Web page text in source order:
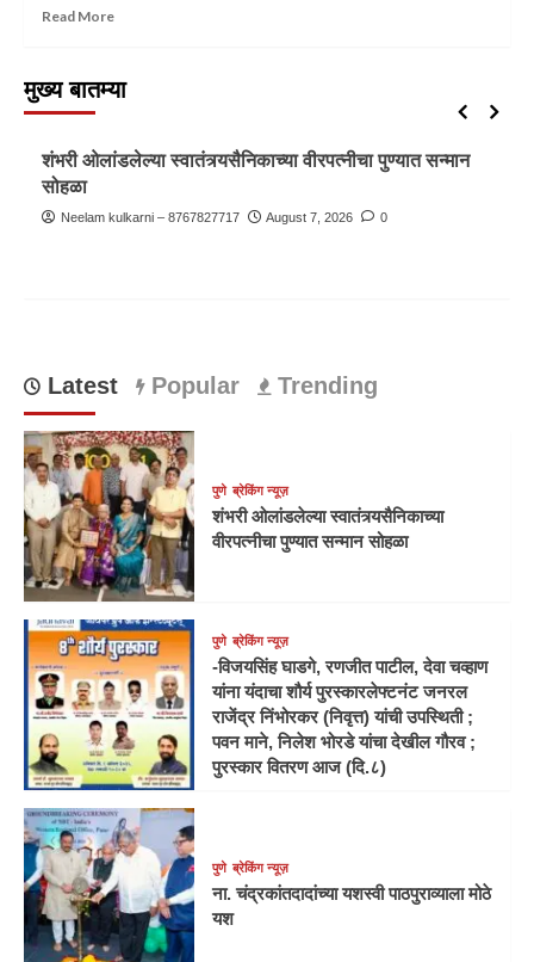
Read More
मुख्य बातम्या
पुणे ब्रेकिंग न्यूज़
शंभरी ओलांडलेल्या स्वातंत्र्यसैनिकाच्या वीरपत्नीचा पुण्यात सन्मान
सोहळा
Neelam kulkarni – 8767827717 August 7, 2026 0
Latest Popular Trending
पुणे ब्रेकिंग न्यूज़
शंभरी ओलांडलेल्या स्वातंत्र्यसैनिकाच्या
वीरपत्नीचा पुण्यात सन्मान सोहळा
पुणे ब्रेकिंग न्यूज़
-विजयसिंह घाडगे, रणजीत पाटील, देवा चव्हाण
यांना यंदाचा शौर्य पुरस्कारलेफ्टनंट जनरल
राजेंद्र निंभोरकर (निवृत्त) यांची उपस्थिती ;
पवन माने, निलेश भोरडे यांचा देखील गौरव ;
पुरस्कार वितरण आज (दि.८)
पुणे ब्रेकिंग न्यूज़
ना. चंद्रकांतदादांच्या यशस्वी पाठपुराव्याला मोठे
यश